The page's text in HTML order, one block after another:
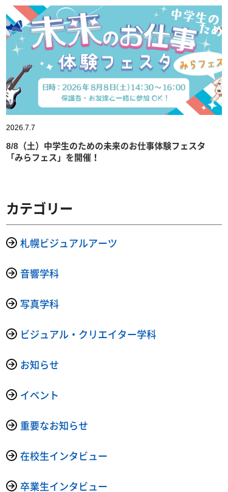
2026.7.7
8/8（土）中学生のための未来のお仕事体験フェスタ
「みらフェス」を開催！
カテゴリー
札幌ビジュアルアーツ
音響学科
写真学科
ビジュアル・クリエイター学科
お知らせ
イベント
重要なお知らせ
在校生インタビュー
卒業生インタビュー